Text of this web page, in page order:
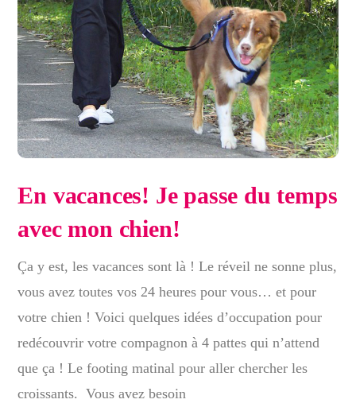
En vacances! Je passe du temps
avec mon chien!
Ça y est, les vacances sont là ! Le réveil ne sonne plus,
vous avez toutes vos 24 heures pour vous… et pour
votre chien ! Voici quelques idées d’occupation pour
redécouvrir votre compagnon à 4 pattes qui n’attend
que ça ! Le footing matinal pour aller chercher les
croissants. Vous avez besoin